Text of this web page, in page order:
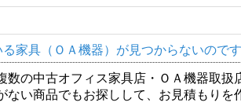
る家具（ＯＡ機器）が見つからないので
数の中古オフィス家具店・ＯＡ機器取
ない商品でもお探しして、お見積もりを